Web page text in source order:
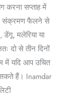
करना सप्ताह में
लें संक्रमण फैलने से
मलेरिया या
दो से तीन दिनों
में यदि आप उचित
हैं। Inamdar